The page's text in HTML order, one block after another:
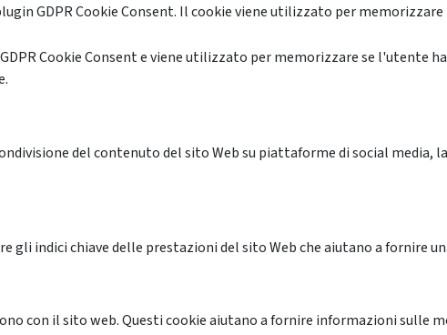
GDPR Cookie Consent. Il cookie viene utilizzato per
Cookie Consent e viene utilizzato per memorizzare se l'utente
del contenuto del sito Web su piattaforme di social media,
indici chiave delle prestazioni del sito Web che aiutano a fornire
con il sito web. Questi cookie aiutano a fornire informazioni sulle